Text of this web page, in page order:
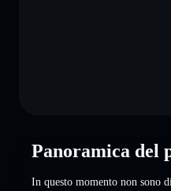
Panoramica del
In questo momento non sono